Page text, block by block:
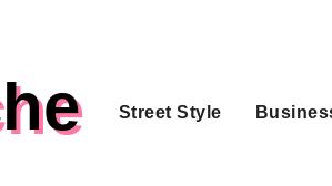
Street Style